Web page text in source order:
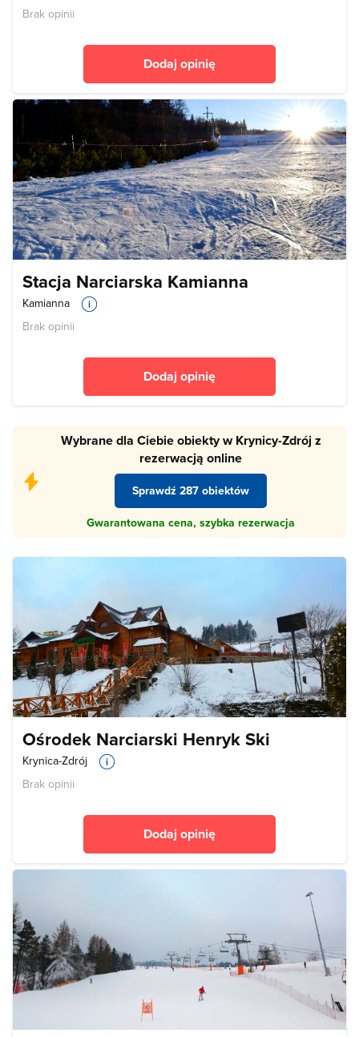
Brak opinii
Dodaj opinię
Stacja Narciarska Kamianna
Kamianna
Brak opinii
Dodaj opinię
Wybrane dla Ciebie obiekty w Krynicy-Zdrój z
rezerwacją online
Sprawdź 287 obiektów
Gwarantowana cena, szybka rezerwacja
Ośrodek Narciarski Henryk Ski
Krynica-Zdrój
Brak opinii
Dodaj opinię